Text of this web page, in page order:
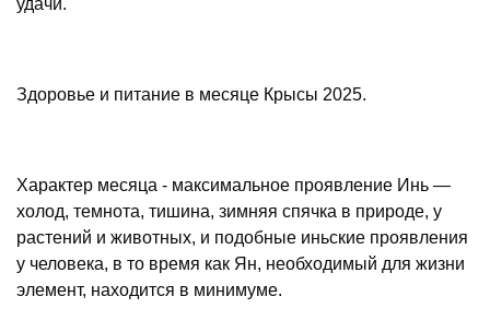
удачи.
Здоровье и питание в месяце Крысы 2025.
Характер месяца - максимальное проявление Инь —
холод, темнота, тишина, зимняя спячка в природе, у
растений и животных, и подобные иньские проявления
у человека, в то время как Ян, необходимый для жизни
элемент, находится в минимуме.